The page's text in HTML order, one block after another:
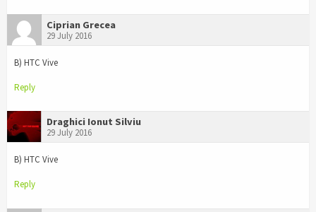
Ciprian Grecea
29 July 2016
B) HTC Vive
Reply
Draghici Ionut Silviu
29 July 2016
B) HTC Vive
Reply